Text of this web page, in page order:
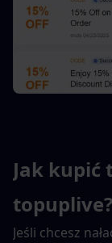
Jak kupić
topuplive?
Jeśli chcesz